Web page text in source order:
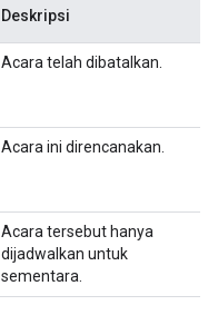
Deskripsi
Acara telah dibatalkan.
Acara ini direncanakan.
Acara tersebut hanya
dijadwalkan untuk
sementara.